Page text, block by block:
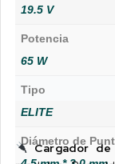
19.5 V
Potencia
65 W
Tipo
ELITE
Diámetro de
Cargador